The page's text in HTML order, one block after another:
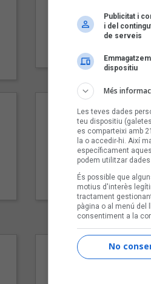
"Amb tu"
"Lo bueno y lo
Carmen y María
Publicitat i
i del
de serveis
dispositiu
Més
Les teves dades
teu dispositiu
es comparteixi amb
la o accedir-hi. Així
específicament
podem utilitzar
És possible que
motius d'interès
tractament
pàgina o al menú del
consentiment a la
No